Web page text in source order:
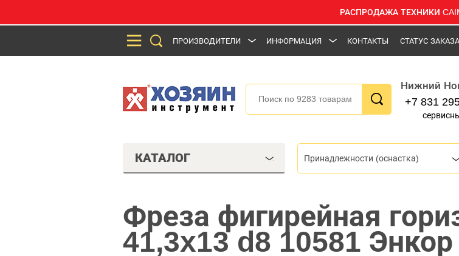
РАСПРОДАЖА ТЕХНИКИ
ПРОИЗВОДИТЕЛИ ИНФОРМАЦИЯ КОНТАКТЫ СТАТУС ЗАКАЗА
Нижний
+7 831
КАТАЛОГ Принадлежности (оснастка)
Фреза фигирейная
41,3x13 d8 10581 Энкор